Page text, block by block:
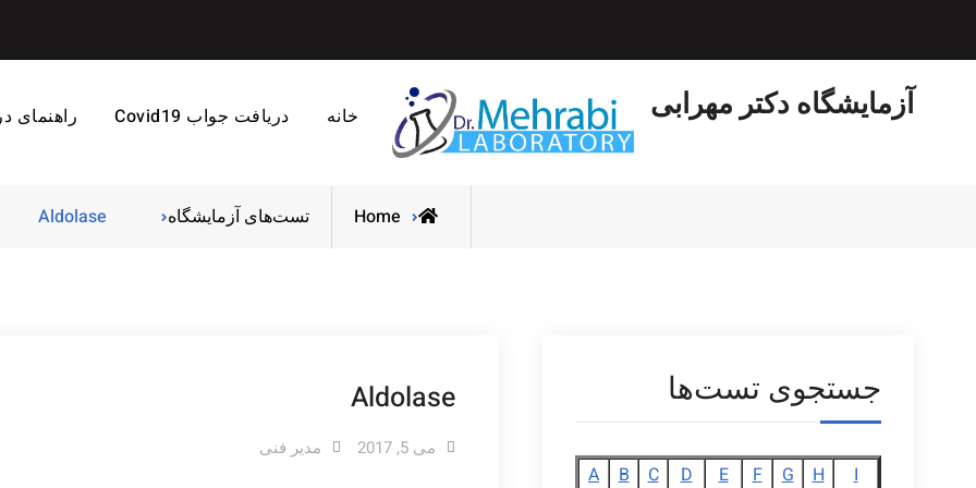
آزمایشگاه دکتر مهرابی خانه دریافت جواب Covid19 راهنمای
Home تست‌های آزمایشگاه Aldolase
Aldolase
می 5, 2017 مدیر فنی
جستجوی تست‌ها
I
H
G
F
E
D
C
B
A